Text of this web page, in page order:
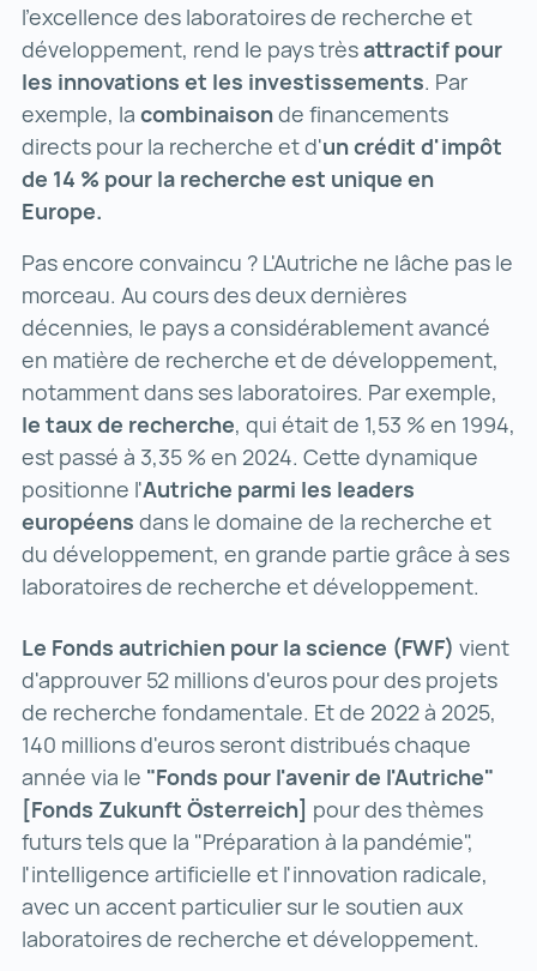
l'excellence des laboratoires de recherche et
développement, rend le pays trèsattractif pour
les innovations et les investissements. Par
exemple, la combinaisonde financements
directs pour la recherche et d'un crédit d'impôt
de 14 % pour la recherche est unique en
Europe.
Pas encore convaincu ? L'Autriche ne lâche pas le
morceau. Au cours des deux dernières
décennies, le pays a considérablement avancé
en matière de recherche et de développement,
notamment dans ses laboratoires. Par exemple,
le taux de recherche, qui était de 1,53 % en 1994,
est passé à 3,35 % en 2024. Cette dynamique
positionne l'Autriche parmi les leaders
européens dans le domaine de la recherche et
du développement, en grande partie grâce à ses
laboratoires de recherche et développement.
Le Fonds autrichien pour la science (FWF) vient
d'approuver 52 millions d'euros pour des projets
de recherche fondamentale. Et de 2022 à 2025,
140 millions d'euros seront distribués chaque
année via le "Fonds pour l'avenir de l'Autriche"
[Fonds Zukunft Österreich] pour des thèmes
futurs tels que la "Préparation à la pandémie",
l'intelligence artificielle et l'innovation radicale,
avec un accent particulier sur le soutien aux
laboratoires de recherche et développement.